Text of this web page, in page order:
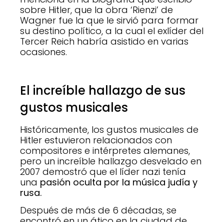
sobre Hitler, que la obra ‘Rienzi’ de
Wagner fue la que le sirvió para formar
su destino político, a la cual el exlíder del
Tercer Reich habría asistido en varias
ocasiones.
El increíble hallazgo de sus
gustos musicales
Históricamente, los gustos musicales de
Hitler estuvieron relacionados con
compositores e intérpretes alemanes,
pero un increíble hallazgo desvelado en
2007 demostró que el líder nazi tenía
una pasión oculta por la música judía y
rusa.
Después de más de 6 décadas, se